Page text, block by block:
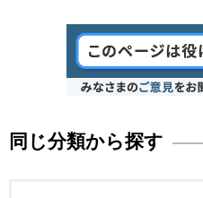
同じ分類から探す